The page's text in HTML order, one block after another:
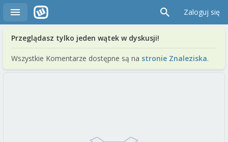
Zaloguj się
Przeglądasz tylko jeden wątek w dyskusji!
Wszystkie Komentarze dostępne są na stronie Znaleziska.